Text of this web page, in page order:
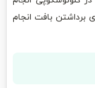
برداشتن بافت انجام